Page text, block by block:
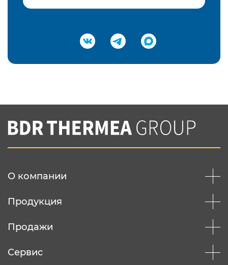
Подтвердить e-mail
Вы соглашаетесь с нашей политикой
конфеденциальности
О компании
Продукция
Продажи
Сервис